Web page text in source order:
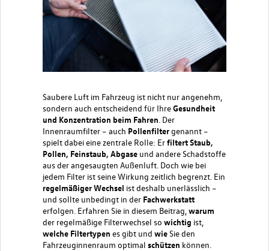
Saubere Luft im Fahrzeug ist nicht nur angenehm,
sondern auch entscheidend für IhreGesundheit
und Konzentration beim Fahren . Der
Innenraumfilter – auch Pollenfiltergenannt –
spielt dabei eine zentrale Rolle: Erfiltert Staub,
Pollen, Feinstaub, Abgase und andere Schadstoffe
aus der angesaugten Außenluft. Doch wie bei
jedem Filter ist seine Wirkung zeitlich begrenzt. Ein
regelmäßiger Wechsel ist deshalb unerlässlich –
und sollte unbedingt in der Fachwerkstatt
erfolgen. Erfahren Sie in diesem Beitrag, warum
der regelmäßige Filterwechsel so wichtig ist,
welche Filtertypen es gibt und wie Sie den
Fahrzeuginnenraum optimal schützen können.